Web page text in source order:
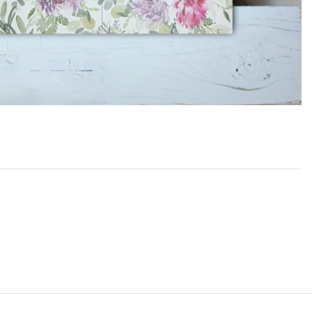
Edukacyjna zakładka
magnetyczna
mnożenia żyrafa
7,99zł